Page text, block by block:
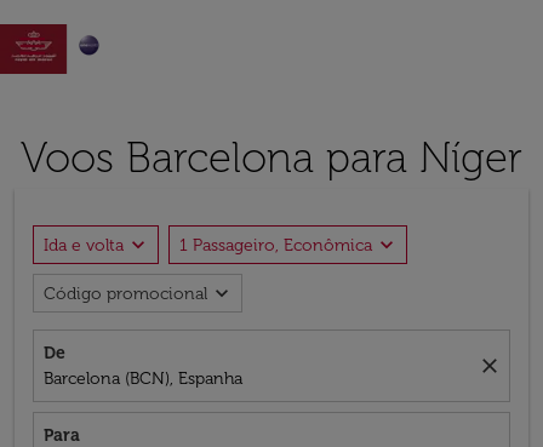

Voos Barcelona para Níger
Ida e volta expand_more 1 Passageiro, Econômica expand_more
Código promocional expand_more
De
Barcelona (BCN), Espanha
close
Para